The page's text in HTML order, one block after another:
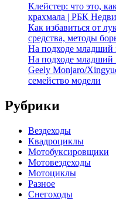
Клейстер: что это,
крахмала | РБК
Как избавиться от
средства, методы
На подходе младший
На подходе младший
Geely Monjaro/
семейство модели
Рубрики
Вездеходы
Квадроциклы
Мотобуксировщики
Мотовездеходы
Мотоциклы
Разное
Снегоходы